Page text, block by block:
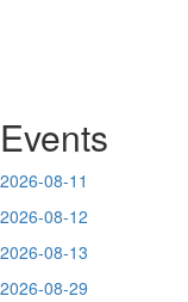
Events
2026-08-11
2026-08-12
2026-08-13
2026-08-29